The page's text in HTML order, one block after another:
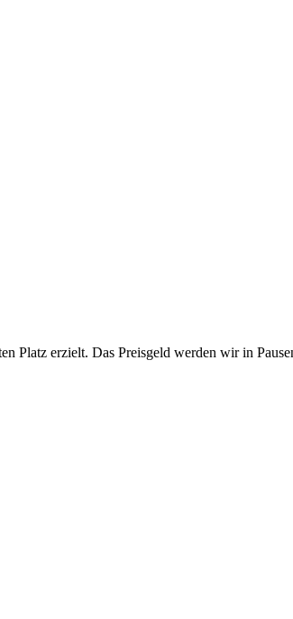
Platz erzielt. Das Preisgeld werden wir in